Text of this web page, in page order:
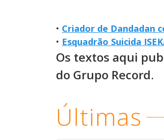
• Criador de Dandadan
• Esquadrão Suicida
Os textos aqui
do Grupo Record.
Últimas